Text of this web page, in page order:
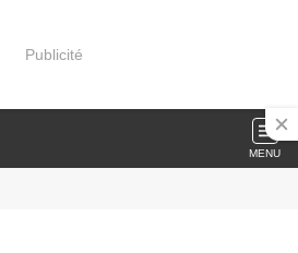
Publicité
MENU